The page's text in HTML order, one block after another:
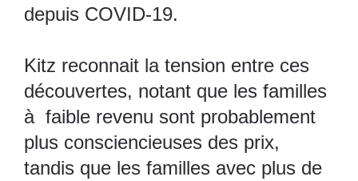
depuis COVID-19.
Kitz reconnait la tension entre ces
découvertes, notant que les familles
à faible revenu sont probablement
plus consciencieuses des prix,
tandis que les familles avec plus de